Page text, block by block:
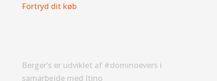
Fortryd dit køb
Berger’s er udviklet af #dominoevers i
samarbejde med Itino